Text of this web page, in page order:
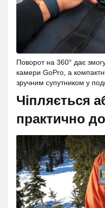
Поворот на 360° дає
камери GoPro, а
зручним супутником у
Чіпляється
практично